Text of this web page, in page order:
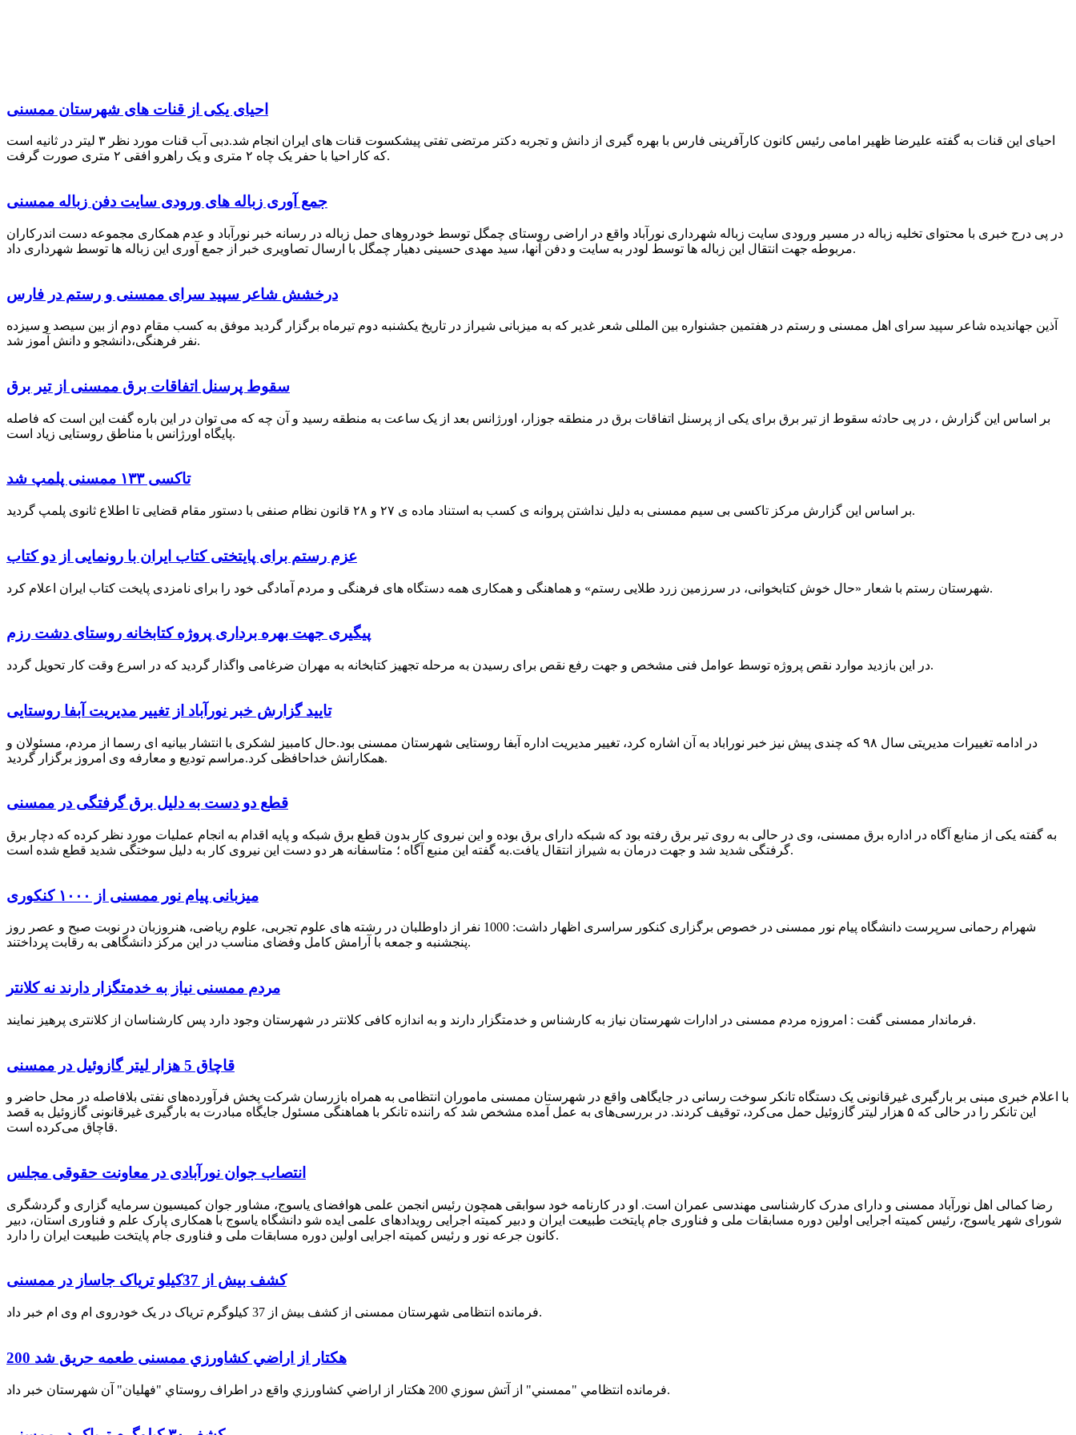
احیای یکی از قنات های شهرستان ممسنی
احیای این قنات به گفته علیرضا ظهیر امامی رئیس کانون کارآفرینی فارس با بهره گیری از دانش و تجربه دکتر مرتضی تفتی پیشکسوت قنات های ایران انجام شد.دبی آب قنات مورد نظر ۳ لیتر در ثانیه است
که کار احیا با حفر یک چاه ۲ متری و یک راهرو افقی ۲ متری صورت گرفت.
جمع آوری زباله های ورودی سایت دفن زباله ممسنی
در پی درج خبری با محتوای تخلیه زباله در مسیر ورودی سایت زباله شهرداری نورآباد واقع در اراضی روستای چمگل توسط خودروهای حمل زباله در رسانه خبر نورآباد و عدم همکاری مجموعه دست اندرکاران
مربوطه جهت انتقال این زباله ها توسط لودر به سایت و دفن آنها، سید مهدی حسینی دهیار چمگل با ارسال تصاویری خبر از جمع آوری این زباله ها توسط شهرداری داد.
درخشش شاعر سپید سرای ممسنی و رستم در فارس
آذین جهاندیده شاعر سپید سرای اهل ممسنی و رستم در هفتمین جشنواره بین المللی شعر غدیر که به میزبانی شیراز در تاریخ یکشنبه دوم تیرماه برگزار گردید موفق به کسب مقام دوم از بین سیصد و سیزده
نفر فرهنگی،دانشجو و دانش آموز شد.
سقوط پرسنل اتفاقات برق ممسنی از تیر برق
بر اساس این گزارش ، در پی حادثه سقوط از تیر برق برای یکی از پرسنل اتفاقات برق در منطقه جوزار، اورژانس بعد از یک ساعت به منطقه رسید و آن چه که می توان در این باره گفت این است که فاصله
پایگاه اورژانس با مناطق روستایی زیاد است.
تاکسی ۱۳۳ ممسنی پلمپ شد
بر اساس این گزارش مرکز تاکسی بی سیم ممسنی به دلیل نداشتن پروانه ی کسب به استناد ماده ی ۲۷ و ۲۸ قانون نظام صنفی با دستور مقام قضایی تا اطلاع ثانوی پلمپ گردید.
عزم رستم برای پایتختی کتاب ایران با رونمایی از دو کتاب
شهرستان رستم با شعار «حال خوش کتابخوانی، در سرزمین زرد طلایی رستم» و هماهنگی و همکاری همه دستگاه های فرهنگی و مردم آمادگی خود را برای نامزدی پایخت کتاب ایران اعلام کرد.
پیگیری جهت بهره برداری پروژه کتابخانه روستای دشت رزم
در این بازدید موارد نقص پروژه توسط عوامل فنی مشخص و جهت رفع نقص برای رسیدن به مرحله تجهیز کتابخانه به مهران ضرغامی واگذار گردید که در اسرع وقت کار تحویل گردد.
تایید گزارش خبر نورآباد از تغییر مدیریت آبفا روستایی
در ادامه تغییرات مدیریتی سال ۹۸ که چندی پیش نیز خبر نوراباد به آن اشاره کرد، تغییر مدیریت اداره آبفا روستایی شهرستان ممسنی بود.حال کامبیز لشکری با انتشار بیانیه ای رسما از مردم، مسئولان و
همکارانش خداحافظی کرد.مراسم تودیع و معارفه وی امروز برگزار گردید.
قطع دو دست به دلیل برق گرفتگی در ممسنی
به گفته یکی از منابع آگاه در اداره برق ممسنی، وی در حالی به روی تیر برق رفته بود که شبکه دارای برق بوده و این نیروی کار بدون قطع برق شبکه و پایه اقدام به انجام عملیات مورد نظر کرده که دچار برق
گرفتگی شدید شد و جهت درمان به شیراز انتقال یافت.به گفته این منبع آگاه ؛ متاسفانه هر دو دست این نیروی کار به دلیل سوختگی شدید قطع شده است.
میزبانی پیام نور ممسنی از ۱۰۰۰ کنکوری
شهرام رحمانی سرپرست دانشگاه پیام نور ممسنی در خصوص برگزاری کنکور سراسری اظهار داشت: 1000 نفر از داوطلبان در رشته های علوم تجربی، علوم ریاضی، هنروزبان در نوبت صبح و عصر روز
پنجشنبه و جمعه با آرامش کامل وفضای مناسب در این مرکز دانشگاهی به رقابت پرداختند.
مردم ممسنی نیاز به خدمتگزار دارند نه کلانتر
فرماندار ممسنی گفت : امروزه مردم ممسنی در ادارات شهرستان نیاز به کارشناس و خدمتگزار دارند و به اندازه کافی کلانتر در شهرستان وجود دارد پس کارشناسان از کلانتری پرهیز نمایند.
قاچاق 5 هزار لیتر گازوئیل در ممسنی
با اعلام خبری مبنی بر بارگیری غیرقانونی یک دستگاه تانکر سوخت رسانی در جایگاهی واقع در شهرستان ممسنی ماموران انتظامی به همراه بازرسان شرکت پخش فرآورده‌های نفتی بلافاصله در محل حاضر و
این تانکر را در حالی که ۵ هزار لیتر گازوئیل حمل می‌کرد، توقیف کردند. در بررسی‌های به عمل آمده مشخص شد که راننده تانکر با هماهنگی مسئول جایگاه مبادرت به بارگیری غیرقانونی گازوئیل به قصد
قاچاق می‌کرده است.
انتصاب جوان نورآبادی در معاونت حقوقی مجلس
رضا کمالی اهل نورآباد ممسنی و دارای مدرک کارشناسی مهندسی عمران است. او در کارنامه خود سوابقی همچون رئیس انجمن علمی هوافضای یاسوج، مشاور جوان کمیسیون سرمایه گزاری و گردشگری
شورای شهر یاسوج، رئیس کمیته اجرایی اولین دوره مسابقات ملی و فناوری جام پایتخت طبیعت ایران و دبیر کمیته اجرایی رویدادهای علمی ایده شو دانشگاه یاسوج با همکاری پارک علم و فناوری استان، دبیر
کانون جرعه نور و رئیس کمیته اجرایی اولین دوره مسابقات ملی و فناوری جام پایتخت طبیعت ایران را دارد.
کشف بیش از 37کیلو تریاک جاساز در ممسنی
فرمانده انتظامی شهرستان ممسنی از کشف بیش از 37 کیلوگرم تریاک در یک خودروی ام وی ام خبر داد.
200 هكتار از اراضي كشاورزي ممسنی طعمه حریق شد
فرمانده انتظامي "ممسني" از آتش سوزي 200 هكتار از اراضي كشاورزي واقع در اطراف روستاي "فهلیان" آن شهرستان خبر داد.